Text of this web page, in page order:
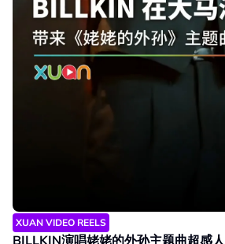
XUAN VIDEO REELS
BILLKIN演唱姥姥的外孙主题曲超感人